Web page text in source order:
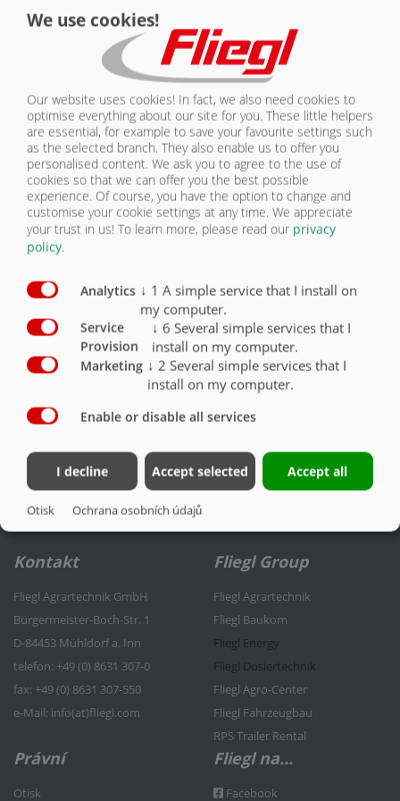
KONTAKT
OSVĚTLENÍ + PODJEZDOVÁ ZÁBRANA
Vybavení – bezpečnost
Osvětlení 12 V s bezpečnostním sklem X
Osvětlení LED 12 V 7pólová zástrčka O
Sada svítidel LED – pouze ve spojení s ochranným
balíčkem
O
Ochranný balíček O
Podjezdová zábrana tuhá
Hydraulická sklápěcí podjezdová zábrana
OSVĚTLENÍ + PODJEZDOVÁ ZÁBRANA
Kontakt
Fliegl Agrartechnik GmbH
Bürgermeister-Boch-Str. 1
D-84453 Mühldorf a. Inn
telefon: +49 (0) 8631 307-0
fax: +49 (0) 8631 307-550
e-Mail: info(at)fliegl.com
Fliegl Group
Fliegl Agrartechnik
Fliegl Baukom
Fliegl Energy
Fliegl Dosiertechnik
Fliegl Agro-Center
Fliegl Fahrzeugbau
RPS Trailer Rental
Právní
Otisk
Fliegl na...
Facebook
We use cookies!
Our website uses cookies! In fact, we also need cookies to
optimise everything about our site for you. These little helpers
are essential, for example to save your favourite settings such
as the selected branch. They also enable us to offer you
personalised content. We ask you to agree to the use of
cookies so that we can offer you the best possible
experience. Of course, you have the option to change and
customise your cookie settings at any time. We appreciate
your trust in us! To learn more, please read our privacy
policy.
Analytics ↓ 1 A simple service that I install on
my computer.
Service
Provision
↓ 6 Several simple services that I
install on my computer.
Marketing ↓ 2 Several simple services that I
install on my computer.
Enable or disable all services
I decline Accept selected Accept all
Otisk Ochrana osobních údajů